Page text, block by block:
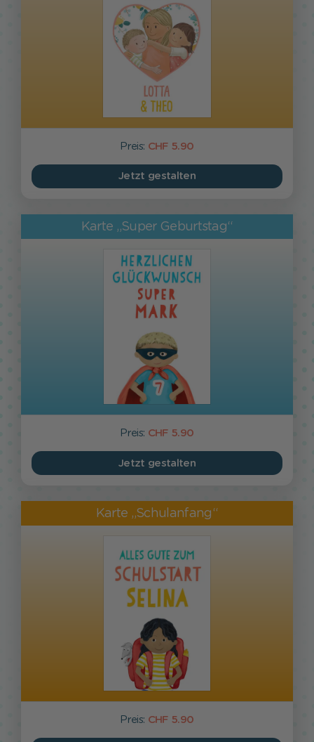
Preis: CHF 5.90
Jetzt gestalten
Karte „Super Geburtstag“
Preis: CHF 5.90
Jetzt gestalten
Karte „Schulanfang“
Preis: CHF 5.90